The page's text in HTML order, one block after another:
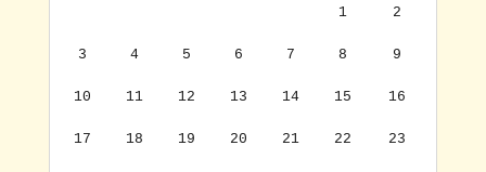
1 2
3 4 5 6 7 8 9
10 11 12 13 14 15 16
17 18 19 20 21 22 23